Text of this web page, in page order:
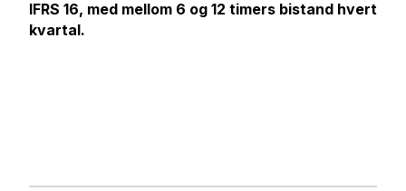
IFRS 16, med mellom 6 og 12 timers bistand hvert
kvartal.